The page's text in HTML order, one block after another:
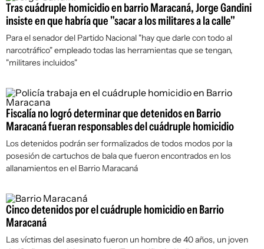
Tras cuádruple homicidio en barrio Maracaná, Jorge Gandini
insiste en que habría que "sacar a los militares a la calle"
Para el senador del Partido Nacional "hay que darle con todo al
narcotráfico" empleado todas las herramientas que se tengan,
"militares incluidos"
Fiscalía no logró determinar que detenidos en Barrio
Maracaná fueran responsables del cuádruple homicidio
Los detenidos podrán ser formalizados de todos modos por la
posesión de cartuchos de bala que fueron encontrados en los
allanamientos en el Barrio Maracaná
Cinco detenidos por el cuádruple homicidio en Barrio
Maracaná
Las víctimas del asesinato fueron un hombre de 40 años, un joven